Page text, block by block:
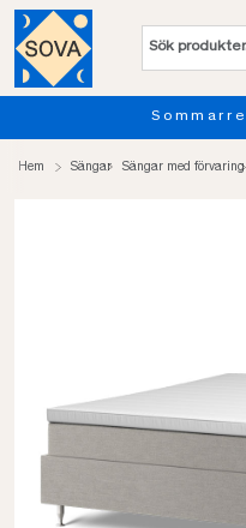
Hem Sängar Sängar med förvaring